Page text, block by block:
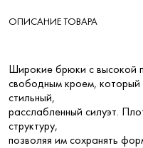
ОПИСАНИЕ ТОВАРА
Широкие брюки с высокой
свободным кроем,
стильный,
расслабленный силуэт.
структуру,
позволяя им сохранять